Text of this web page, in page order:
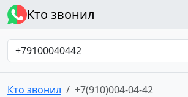
Кто звонил
Кто звонил +7(910)004-04-42